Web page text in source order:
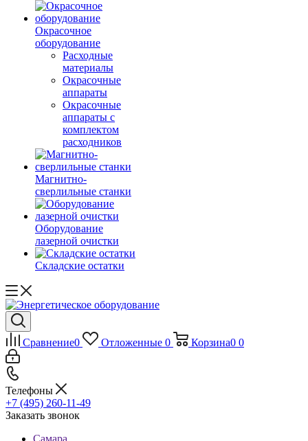
Окрасочное
оборудование
Расходные
материалы
Окрасочные
аппараты
Окрасочные
аппараты с
комплектом
расходников
Магнитно-
сверлильные станки
Оборудование
лазерной очистки
Складские остатки
Сравнение0 Отложенные 0 Корзина0 0
Телефоны
+7 (495) 260-11-49
Заказать звонок
Самара